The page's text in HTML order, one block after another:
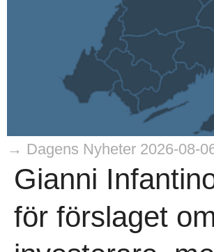
→ Dagens Nyheter 2026-08-
Gianni
för förslaget